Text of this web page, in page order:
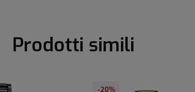
Prodotti simili
-20%